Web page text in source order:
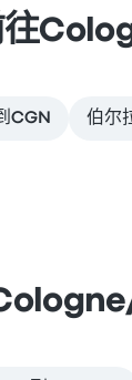
往
CGN 伯尔